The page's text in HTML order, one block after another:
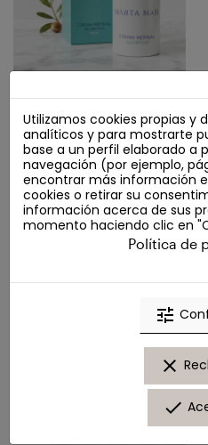
Crema Retinal Nutritiva
Marta Masi | Piel Seca
(50ml)
Línea Belleza Marta Masi
24,90 €
Añadir al carrito
Utilizamos cookies propias y
analíticos y para mostrarte
base a un perfil elaborado a
navegación (por ejemplo,
encontrar más información
cookies o retirar su
información acerca de sus
momento haciendo clic en
Política de
tune
clear
done